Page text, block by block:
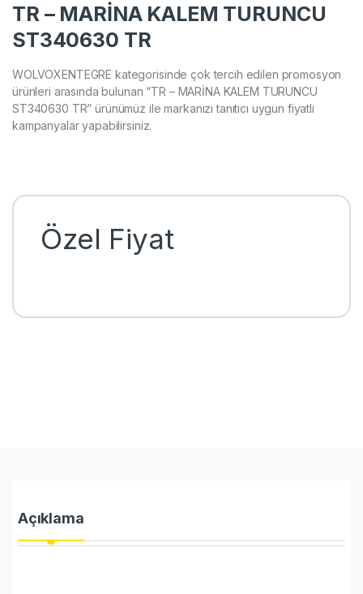
TR – MARİNA KALEM TURUNCU
ST340630 TR
WOLVOXENTEGRE kategorisinde çok tercih edilen promosyon
ürünleri arasında bulunan “TR – MARİNA KALEM TURUNCU
ST340630 TR” ürünümüz ile markanızı tanıtıcı uygun fiyatlı
kampanyalar yapabilirsiniz.
Özel Fiyat
Açıklama